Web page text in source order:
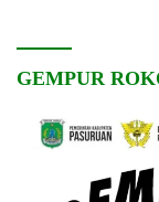
GEMPUR